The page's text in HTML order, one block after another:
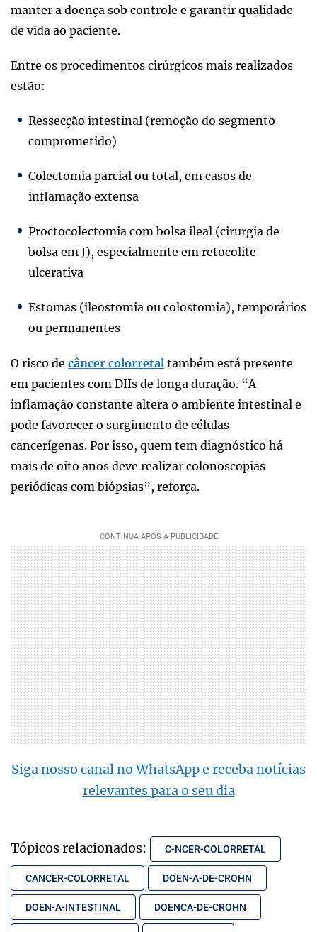
manter a doença sob controle e garantir qualidade
de vida ao paciente.
Entre os procedimentos cirúrgicos mais realizados
estão:
Ressecção intestinal (remoção do segmento
comprometido)
Colectomia parcial ou total, em casos de
inflamação extensa
Proctocolectomia com bolsa ileal (cirurgia de
bolsa em J), especialmente em retocolite
ulcerativa
Estomas (ileostomia ou colostomia), temporários
ou permanentes
O risco de câncer colorretal também está presente
em pacientes com DIIs de longa duração. “A
inflamação constante altera o ambiente intestinal e
pode favorecer o surgimento de células
cancerígenas. Por isso, quem tem diagnóstico há
mais de oito anos deve realizar colonoscopias
periódicas com biópsias”, reforça.
Siga nosso canal no WhatsApp e receba notícias
relevantes para o seu dia
Tópicos relacionados: C-NCER-COLORRETAL
CANCER-COLORRETAL DOEN-A-DE-CROHN
DOEN-A-INTESTINAL DOENCA-DE-CROHN